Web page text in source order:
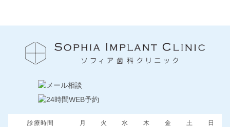
診療時間 月 火 水 木 金 土 日